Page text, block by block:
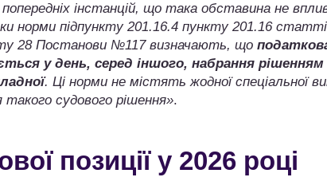
інстанцій, що така обставина не
норми підпункту 201.16.4 пункту 201.16
28 Постанови №117 визначають, що
у день, серед іншого, набрання рішенням
. Ці норми не містять жодної спеціальної
такого судового рішення».
позиції у 2026 році